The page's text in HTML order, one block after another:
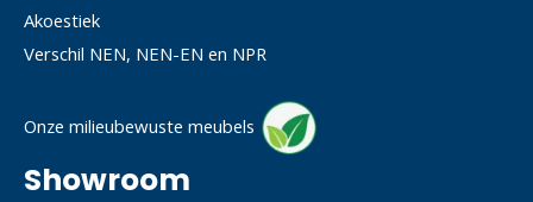
Akoestiek
Verschil NEN, NEN-EN en NPR
Onze milieubewuste meubels
Showroom